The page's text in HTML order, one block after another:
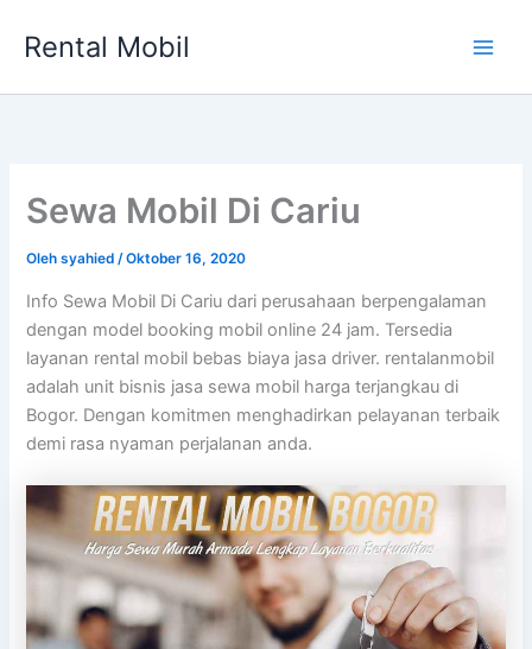
Rental Mobil
Sewa Mobil Di Cariu
Olehsyahied/Oktober 16, 2020
Info Sewa Mobil Di Cariu dari perusahaan berpengalaman
dengan model booking mobil online 24 jam. Tersedia
layanan rental mobil bebas biaya jasa driver. rentalanmobil
adalah unit bisnis jasa sewa mobil harga terjangkau di
Bogor. Dengan komitmen menghadirkan pelayanan terbaik
demi rasa nyaman perjalanan anda.